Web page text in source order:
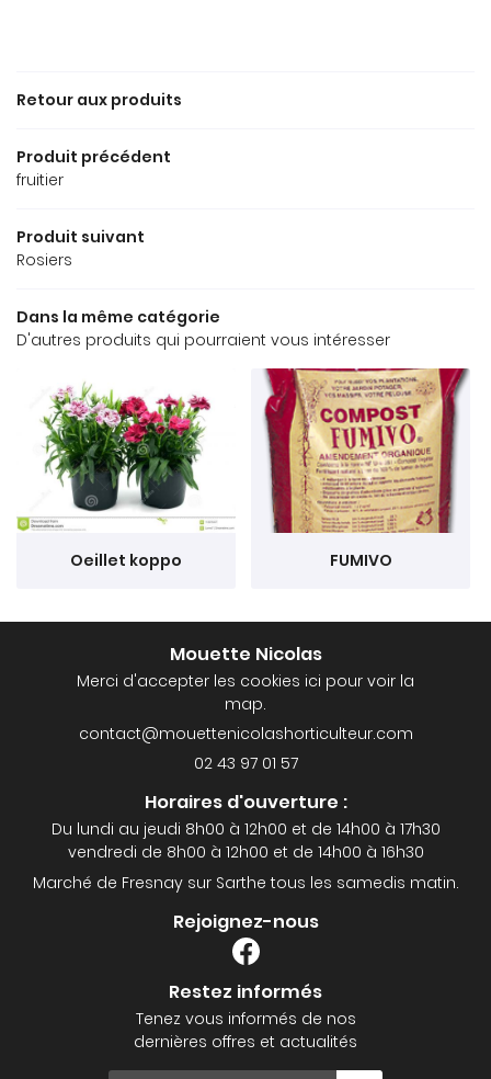
SÉLECTION
ACTUALITÉS
CONTACT
Restez
Inscription
Retour aux produits
Produit précédent
fruitier
Produit suivant
Rosiers
Dans la même catégorie
D'autres produits qui pourraient vous intéresser
Oeillet koppo FUMIVO
Mouette Nicolas
Merci d'accepter les cookies ici pour voir la
map.
02 43 97 01 57
Horaires d'ouverture :
Du lundi au jeudi 8h00 à 12h00 et de 14h00 à 17h30
vendredi de 8h00 à 12h00 et de 14h00 à 16h30
Marché de Fresnay sur Sarthe tous les samedis matin.
Rejoignez-nous
Restez informés
Tenez vous informés de nos
dernières offres et actualités